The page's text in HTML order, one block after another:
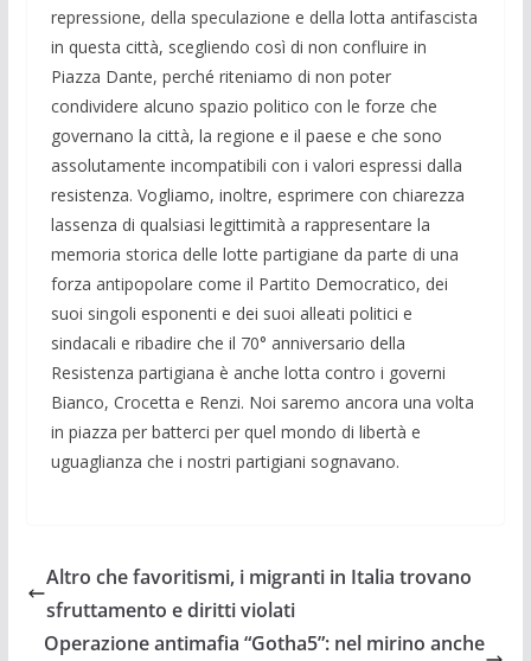
repressione, della speculazione e della lotta antifascista
in questa città, scegliendo così di non confluire in
Piazza Dante, perché riteniamo di non poter
condividere alcuno spazio politico con le forze che
governano la città, la regione e il paese e che sono
assolutamente incompatibili con i valori espressi dalla
resistenza. Vogliamo, inoltre, esprimere con chiarezza
lassenza di qualsiasi legittimità a rappresentare la
memoria storica delle lotte partigiane da parte di una
forza antipopolare come il Partito Democratico, dei
suoi singoli esponenti e dei suoi alleati politici e
sindacali e ribadire che il 70° anniversario della
Resistenza partigiana è anche lotta contro i governi
Bianco, Crocetta e Renzi. Noi saremo ancora una volta
in piazza per batterci per quel mondo di libertà e
uguaglianza che i nostri partigiani sognavano.
Altro che favoritismi, i migranti in Italia trovano
sfruttamento e diritti violati
Operazione antimafia “Gotha5”: nel mirino anche